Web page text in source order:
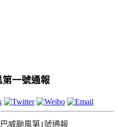
一號通報
威颱風第1號通報